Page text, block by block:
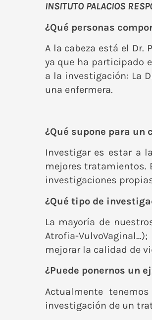
INSITUTO PALACIOS
¿Qué personas
A la cabeza está el
ya que ha participado
a la investigación: La
una enfermera.
¿Qué supone para un
Investigar es estar a
mejores tratamientos.
investigaciones
¿Qué tipo de
La mayoría de
Atrofia-
mejorar la calidad de
¿Puede ponernos un
Actualmente
investigación de un